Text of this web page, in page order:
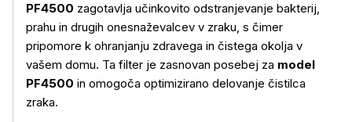
PF4500 zagotavlja učinkovito odstranjevanje bakterij,
prahu in drugih onesnaževalcev v zraku, s čimer
pripomore k ohranjanju zdravega in čistega okolja v
vašem domu. Ta filter je zasnovan posebej za model
PF4500 in omogoča optimizirano delovanje čistilca
zraka.